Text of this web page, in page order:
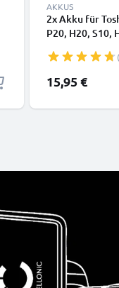
AKKUS
2x Akku für
P20, H20, S10,
15,95 €